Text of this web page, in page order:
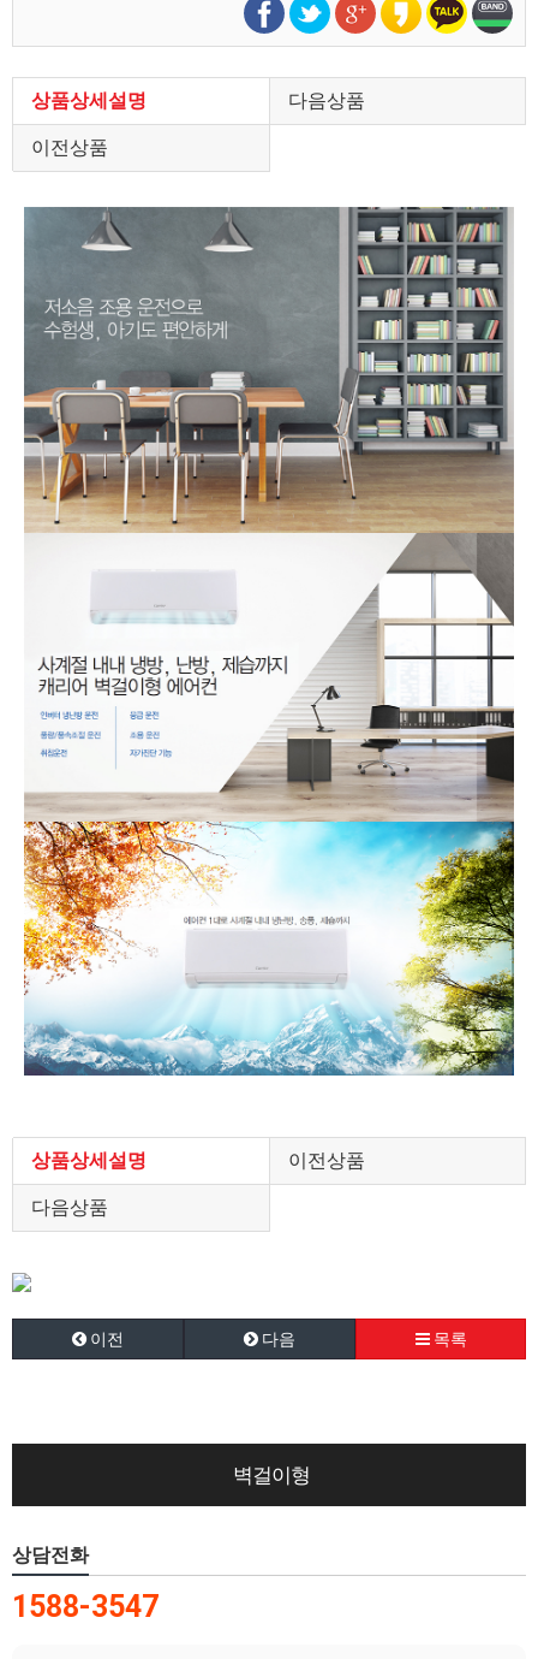
상품상세설명 다음상품
이전상품
상품상세설명 이전상품
다음상품
이전 다음 목록
벽걸이형
상담전화
1588-3547